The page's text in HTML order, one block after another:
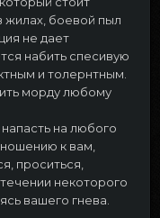
жилах, боевой пыл
не дает
набить спесивую
и толернтным.
морду любому
на любого
к вам,
проситься,
некоторого
вашего гнева.